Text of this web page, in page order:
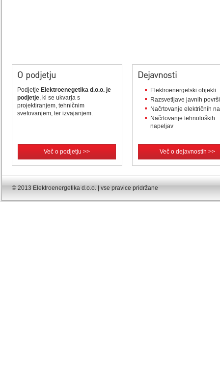
O podjetju
Podjetje Elektroenegetika d.o.o. je
podjetje, ki se ukvarja s
projektiranjem, tehničnim
svetovanjem, ter izvajanjem.
Več o podjetju >>
Dejavnosti
Elektroenergetski objekti
Razsvetljave javnih
Načrtovanje električnih
Načrtovanje tehnoloških
napeljav
Več o dejavnostih >>
© 2013 Elektroenergetika d.o.o. | vse pravice pridržane